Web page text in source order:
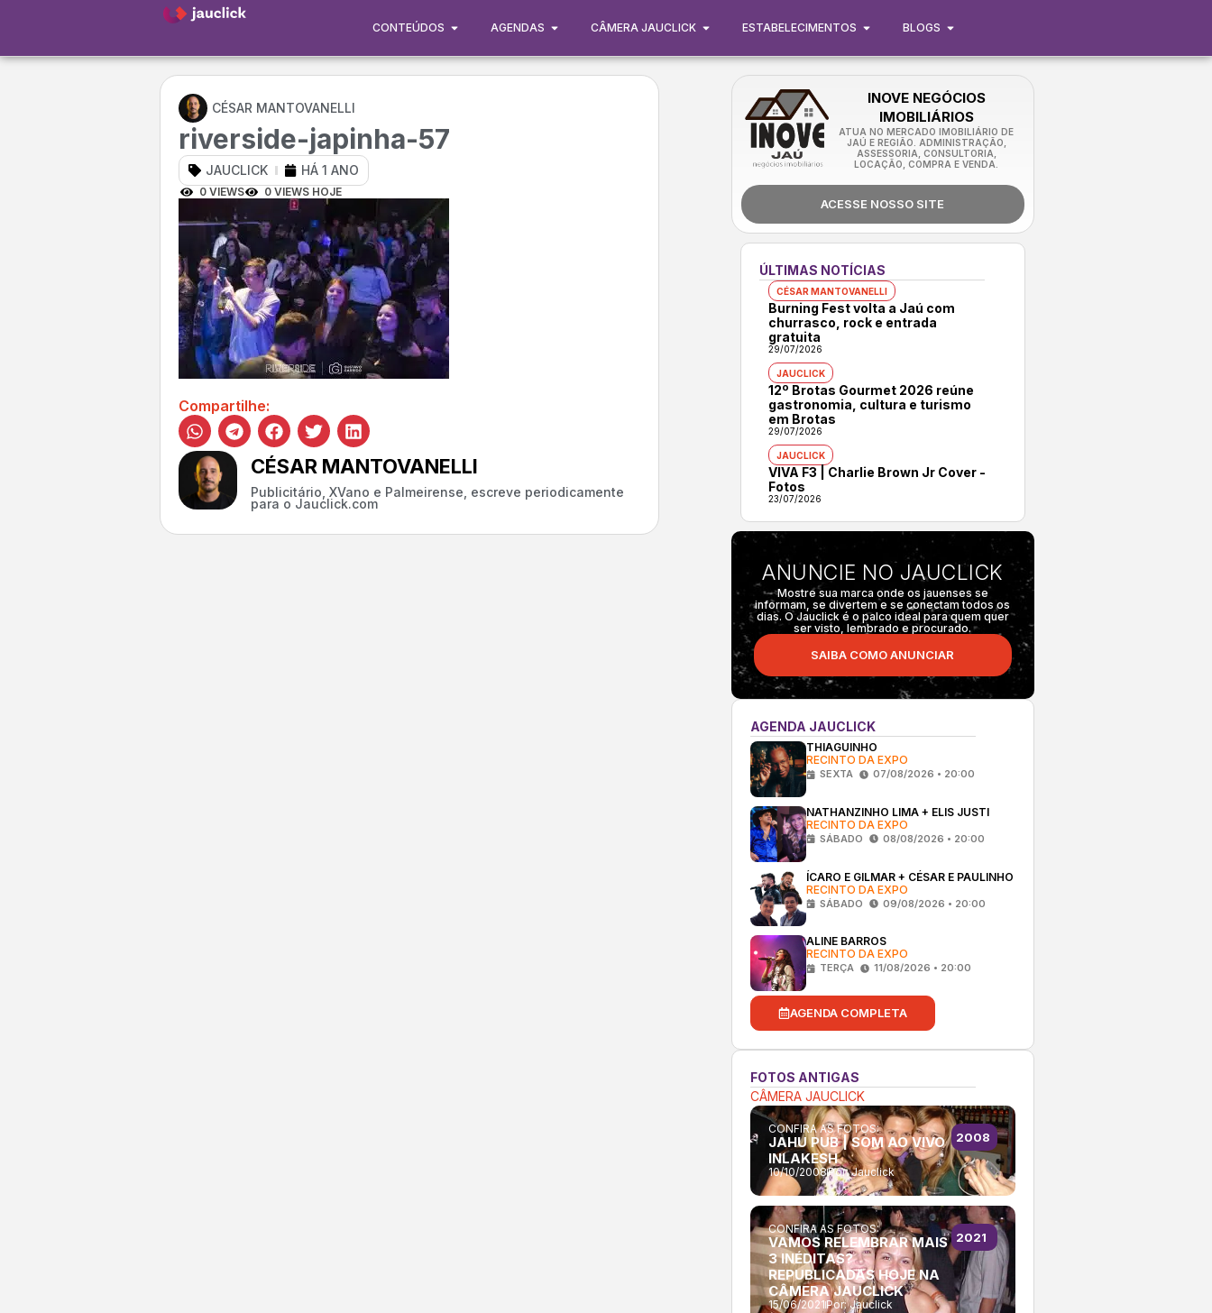
CONTEÚDOS AGENDAS CÂMERA JAUCLICK ESTABELECIMENTOS BLOGS
CÉSAR MANTOVANELLI
riverside-japinha-57
JAUCLICK HÁ 1 ANO
0 VIEWS 0 VIEWS HOJE
Compartilhe:
CÉSAR MANTOVANELLI
Publicitário, XVano e Palmeirense, escreve periodicamente
para o Jauclick.com
INOVE NEGÓCIOS
IMOBILIÁRIOS
ATUA NO MERCADO IMOBILIÁRIO DE
JAÚ E REGIÃO. ADMINISTRAÇÃO,
ASSESSORIA, CONSULTORIA,
LOCAÇÃO, COMPRA E VENDA.
ACESSE NOSSO SITE
ÚLTIMAS NOTÍCIAS
CÉSAR MANTOVANELLI
Burning Fest volta a Jaú com
churrasco, rock e entrada
gratuita
29/07/2026
JAUCLICK
12º Brotas Gourmet 2026 reúne
gastronomia, cultura e turismo
em Brotas
29/07/2026
JAUCLICK
VIVA F3 | Charlie Brown Jr Cover -
Fotos
23/07/2026
ANUNCIE NO JAUCLICK
Mostre sua marca onde os jauenses se
informam, se divertem e se conectam todos os
dias. O Jauclick é o palco ideal para quem quer
ser visto, lembrado e procurado.
SAIBA COMO ANUNCIAR
AGENDA JAUCLICK
THIAGUINHO
RECINTO DA EXPO
SEXTA 07/08/2026 • 20:00
NATHANZINHO LIMA + ELIS JUSTI
RECINTO DA EXPO
SÁBADO 08/08/2026 • 20:00
ÍCARO E GILMAR + CÉSAR E PAULINHO
RECINTO DA EXPO
SÁBADO 09/08/2026 • 20:00
ALINE BARROS
RECINTO DA EXPO
TERÇA 11/08/2026 • 20:00
AGENDA COMPLETA
FOTOS ANTIGAS
CÂMERA JAUCLICK
CONFIRA AS FOTOS:
JAHU PUB | SOM AO VIVO
INLAKESH
10/10/2008Por:Jauclick
2008
CONFIRA AS FOTOS:
VAMOS RELEMBRAR MAIS
3 INÉDITAS?
REPUBLICADAS HOJE NA
CÂMERA JAUCLICK
15/06/2021Por:Jauclick
2021